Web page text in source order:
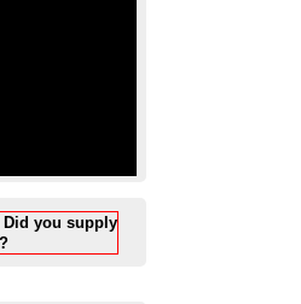
Did you supply